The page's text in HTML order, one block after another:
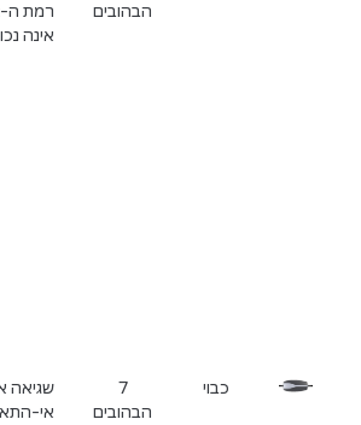
הבהובים
רמת ה-pilot
אינה נכונה.
הבהובים
שגיאה או
אי-התאמה